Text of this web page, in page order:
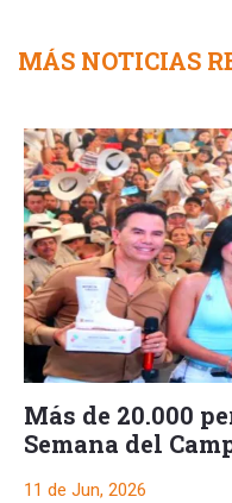
MÁS NOTICIAS
Más de 20.000
Semana del
11 de Jun, 2026